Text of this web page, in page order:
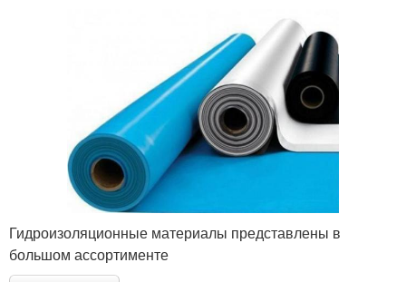
Гидроизоляционные материалы представлены в
большом ассортименте